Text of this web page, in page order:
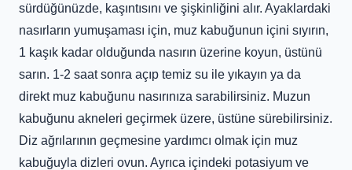
sürdüğünüzde, kaşıntısını ve şişkinliğini alır. Ayaklardaki
nasırların yumuşaması için, muz kabuğunun içini sıyırın,
1 kaşık kadar olduğunda nasırın üzerine koyun, üstünü
sarın. 1-2 saat sonra açıp temiz su ile yıkayın ya da
direkt muz kabuğunu nasırınıza sarabilirsiniz. Muzun
kabuğunu akneleri geçirmek üzere, üstüne sürebilirsiniz.
Diz ağrılarının geçmesine yardımcı olmak için muz
kabuğuyla dizleri ovun. Ayrıca içindeki potasiyum ve